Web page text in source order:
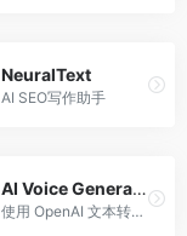
NeuralText
AI SEO写作助手
AI Voice Generator
使用 OpenAI 文本转语音说话。